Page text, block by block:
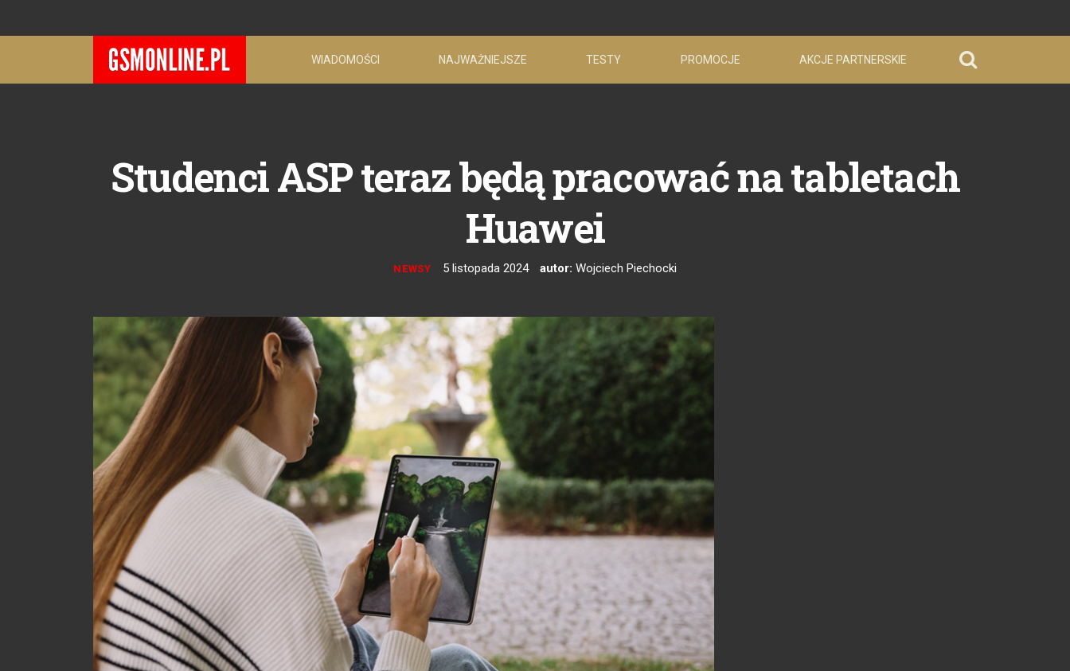
WIADOMOŚCI NAJWAŻNIEJSZE TESTY PROMOCJE AKCJE PARTNERSKIE
Studenci ASP teraz będą pracować na tabletach
Huawei
NEWSY 5 listopada 2024 autor: Wojciech Piechocki